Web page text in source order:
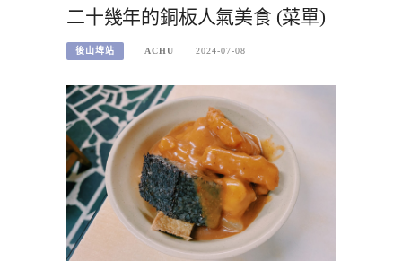
二十幾年的銅板人氣美食 (菜單)
後山埤站 ACHU 2024-07-08